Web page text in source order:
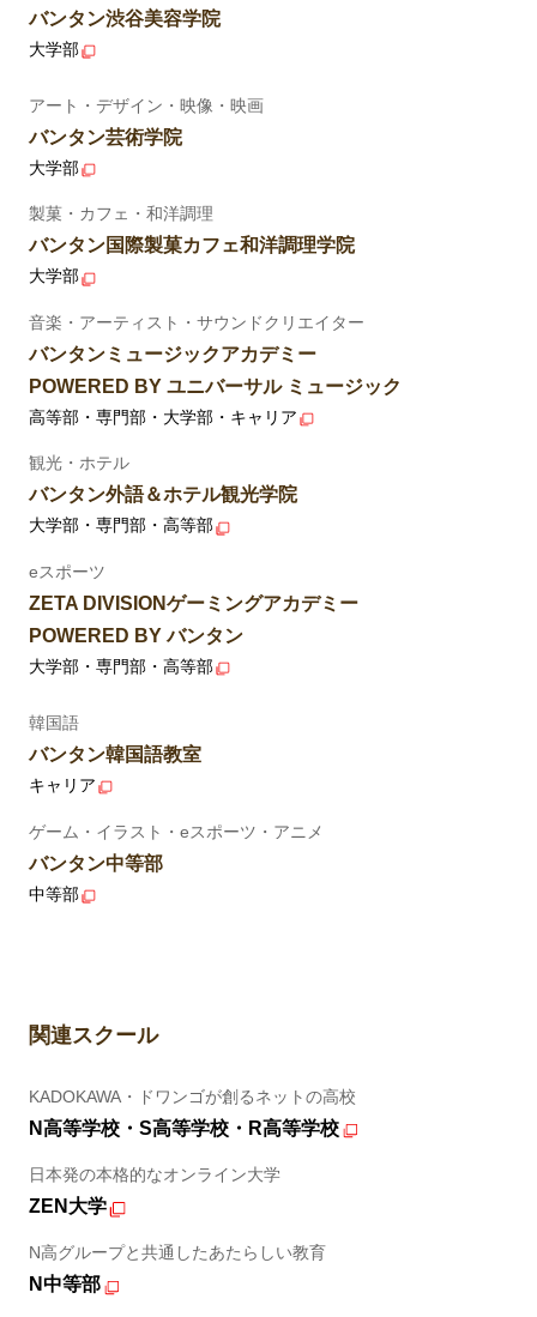
バンタン渋谷美容学院
大学部
アート・デザイン・映像・映画
バンタン芸術学院
大学部
製菓・カフェ・和洋調理
バンタン国際製菓カフェ和洋調理学院
大学部
音楽・アーティスト・サウンドクリエイター
バンタンミュージックアカデミー
POWERED BY ユニバーサル ミュージック
高等部・専門部・大学部・キャリア
観光・ホテル
バンタン外語＆ホテル観光学院
大学部・専門部・高等部
eスポーツ
ZETA DIVISIONゲーミングアカデミー
POWERED BY バンタン
大学部・専門部・高等部
韓国語
バンタン韓国語教室
キャリア
ゲーム・イラスト・eスポーツ・アニメ
バンタン中等部
中等部
関連スクール
KADOKAWA・ドワンゴが創るネットの高校
N高等学校・S高等学校・R高等学校
日本発の本格的なオンライン大学
ZEN大学
N高グループと共通したあたらしい教育
N中等部